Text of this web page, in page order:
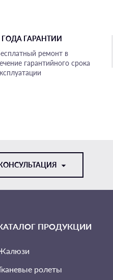
ГОДА ГАРАНТИИ
ремонт в
гарантийного срока
ПРОДУКЦИИ
ролеты